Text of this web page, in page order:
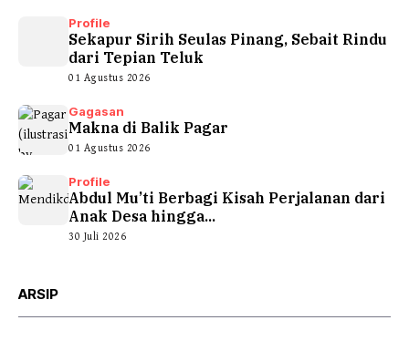
Profile
Sekapur Sirih Seulas Pinang, Sebait Rindu
dari Tepian Teluk
01 Agustus 2026
Gagasan
Makna di Balik Pagar
01 Agustus 2026
Profile
Abdul Mu’ti Berbagi Kisah Perjalanan dari
Anak Desa hingga...
30 Juli 2026
ARSIP